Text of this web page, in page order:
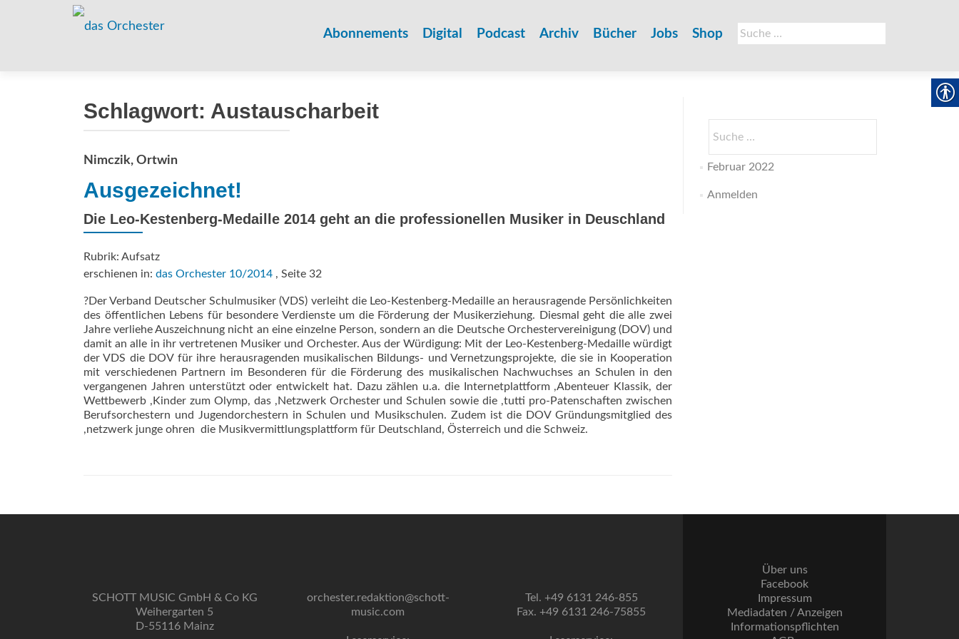
Suche
nach:
Abonnements Digital Podcast Archiv Bücher Jobs Shop
Schlagwort: Austauscharbeit
Nimczik, Ortwin
Ausgezeichnet!
Die Leo-Kestenberg-Medaille 2014 geht an die professionellen Musiker in Deuschland
Rubrik: Aufsatz
erschienen in: das Orchester 10/2014 , Seite 32
?Der Verband Deutscher Schulmusiker (VDS) verleiht die Leo-Kestenberg-Medaille an herausragende Persönlichkeiten
des öffentlichen Lebens für besondere Verdienste um die Förderung der Musikerziehung. Diesmal geht die alle zwei
Jahre verliehe Auszeichnung nicht an eine einzelne Person, sondern an die Deutsche Orchestervereinigung (DOV) und
damit an alle in ihr vertretenen Musiker und Orchester. Aus der Würdigung: Mit der Leo-Kestenberg-Medaille würdigt
der VDS die DOV für ihre herausragenden musikalischen Bildungs- und Vernetzungsprojekte, die sie in Kooperation
mit verschiedenen Partnern im Besonderen für die Förderung des musikalischen Nachwuchses an Schulen in den
vergangenen Jahren unterstützt oder entwickelt hat. Dazu zählen u.a. die Internetplattform ,Abenteuer Klassik, der
Wettbewerb ,Kinder zum Olymp, das ,Netzwerk Orchester und Schulen sowie die ,tutti pro-Patenschaften zwischen
Berufsorchestern und Jugendorchestern in Schulen und Musikschulen. Zudem ist die DOV Gründungsmitglied des
,netzwerk junge ohren  die Musikvermittlungsplattform für Deutschland, Österreich und die Schweiz.
nach:
Februar 2022
Anmelden
SCHOTT MUSIC GmbH & Co KG
Weihergarten 5
D-55116 Mainz
orchester.redaktion@schott-
music.com
Tel. +49 6131 246-855
Fax. +49 6131 246-75855
Über uns
Facebook
Impressum
Mediadaten / Anzeigen
Informationspflichten